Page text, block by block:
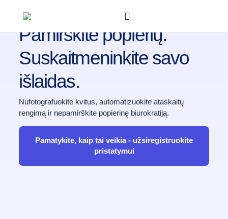
AUTOMATIZAVIMAS
Pamirškite popierių.
Suskaitmeninkite savo
išlaidas.
Nufotografuokite kvitus, automatizuokite ataskaitų
rengimą ir nepamirškite popierinę biurokratiją.
Pamatykite, kaip tai veikia - užsiregistruokite
pristatymui